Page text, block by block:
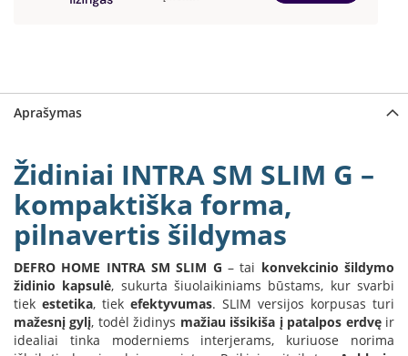
e
t
E
l
e
k
t
r
i
n
i
a
i
ž
Aprašymas
Židiniai INTRA SM SLIM G –
kompaktiška forma,
pilnavertis šildymas
DEFRO HOME INTRA SM SLIM G – tai konvekcinio šildymo
židinio kapsulė, sukurta šiuolaikiniams būstams, kur svarbi
tiek estetika, tiek efektyvumas. SLIM versijos korpusas turi
mažesnį gylį, todėl židinys mažiau išsikiša į patalpos erdvęir
idealiai tinka moderniems interjerams, kuriuose norima